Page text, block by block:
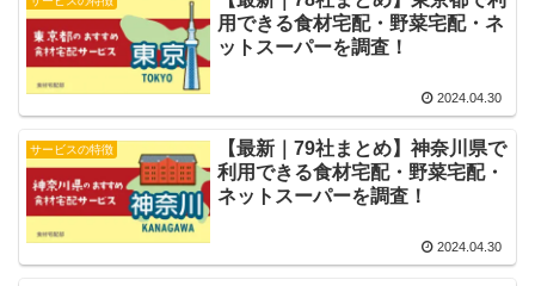
用できる食材宅配・野菜宅配・ネ
ットスーパーを調査！
2024.04.30
サービスの特徴
【最新｜79社まとめ】神奈川県で
利用できる食材宅配・野菜宅配・
ネットスーパーを調査！
2024.04.30